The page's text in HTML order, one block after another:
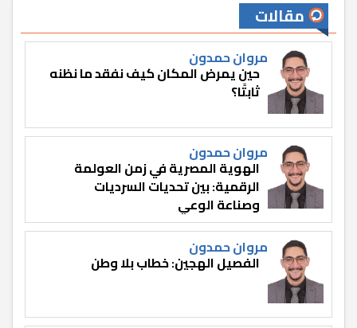
مقالات
مروان حمدون
حين يمرض المكان كيف نفقد ما نظنه
ثابتًا؟
مروان حمدون
الهوية المصرية في زمن العولمة
الرقمية: بين تحديات السرديات
وصناعة الوعي
مروان حمدون
الفصيل الهجين: خطاب بلا وطن